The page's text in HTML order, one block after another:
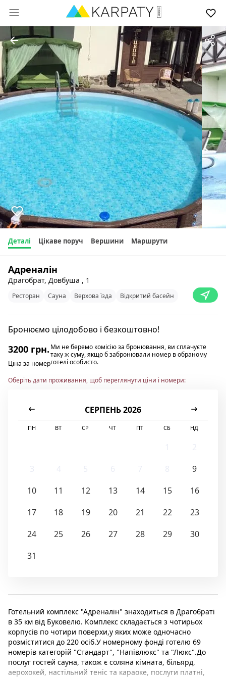
Деталі Цікаве поруч Вершини Маршрути
Адреналін
Драгобрат, Довбуша , 1
Ресторан Сауна Верхова їзда Відкритий басейн
Бронюємо цілодобово і безкоштовно!
3200 грн.
Ціна за номер
Ми не беремо комісію за бронювання, ви сплачуєте
таку ж суму, якщо б забронювали номер в обраному
готелі особисто.
Оберіть дати проживання, щоб переглянути ціни і номери:
СЕРПЕНЬ 2026
ПН ВТ СР ЧТ ПТ СБ НД
9
10
11 12 13 14 15
16
17
18 19 20 21 22
23
24
25 26 27 28 29
30
31
Готельний комплекс "Адреналін" знаходиться в Драгобраті
в 35 км від Буковелю. Комплекс складається з чотирьох
корпусів по чотири поверхи,у яких може одночасно
розміститися до 220 осіб.У номерному фонді готелю 69
номерів категорій "Стандарт", "Напівлюкс" та "Люкс".До
послуг гостей сауна, також є соляна кімната, більярд,
аерохокей, настільний теніс та караоке, послуги платні,